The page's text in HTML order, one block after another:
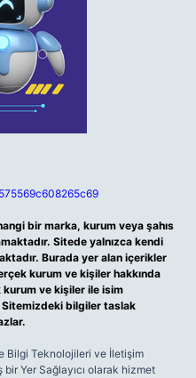
bir marka, kurum veya şahıs
Sitede yalnızca kendi
Burada yer alan içerikler
kurum ve kişiler hakkında
kurum ve kişiler ile isim
bilgiler taslak
Bilgi Teknolojileri ve İletişim
bir Yer Sağlayıcı olarak hizmet